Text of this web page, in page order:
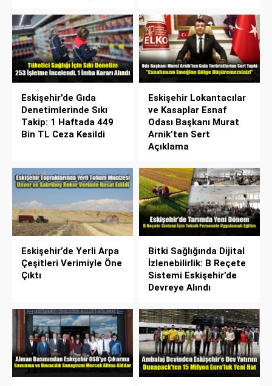
Eskişehir’de Gıda
Denetimlerinde Sıkı
Takip: 1 Haftada 449
Bin TL Ceza Kesildi
Eskişehir Lokantacılar
ve Kasaplar Esnaf
Odası Başkanı Murat
Arnik’ten Sert
Açıklama
Eskişehir’de Yerli Arpa
Çeşitleri Verimiyle Öne
Çıktı
Bitki Sağlığında Dijital
İzlenebilirlik: B Reçete
Sistemi Eskişehir’de
Devreye Alındı